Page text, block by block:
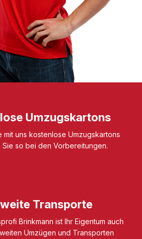
Umzugskartons
mit uns kostenlose Umzugskartons
Sie so bei den Vorbereitungen.
Transporte
Brinkmann ist Ihr Eigentum auch
Umzügen und Transporten